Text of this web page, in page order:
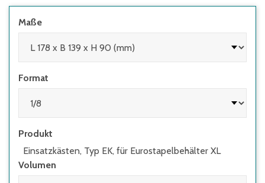
Maße
Format
Produkt
Einsatzkästen, Typ EK, für Eurostapelbehälter XL
Volumen